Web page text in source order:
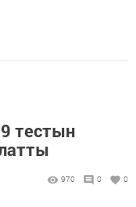
тестын
970 0 0